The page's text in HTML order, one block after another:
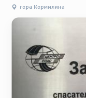
гора Кормилина